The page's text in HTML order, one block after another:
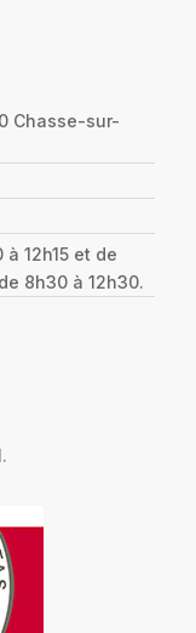
Chasse-sur-
12h15 et de
8h30 à 12h30.